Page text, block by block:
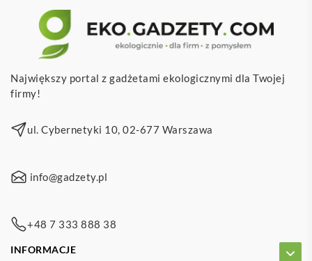
Największy portal z gadżetami ekologicznymi dla Twojej
firmy!
ul. Cybernetyki 10, 02-677 Warszawa
info@gadzety.pl
+48 7 333 888 38
INFORMACJE